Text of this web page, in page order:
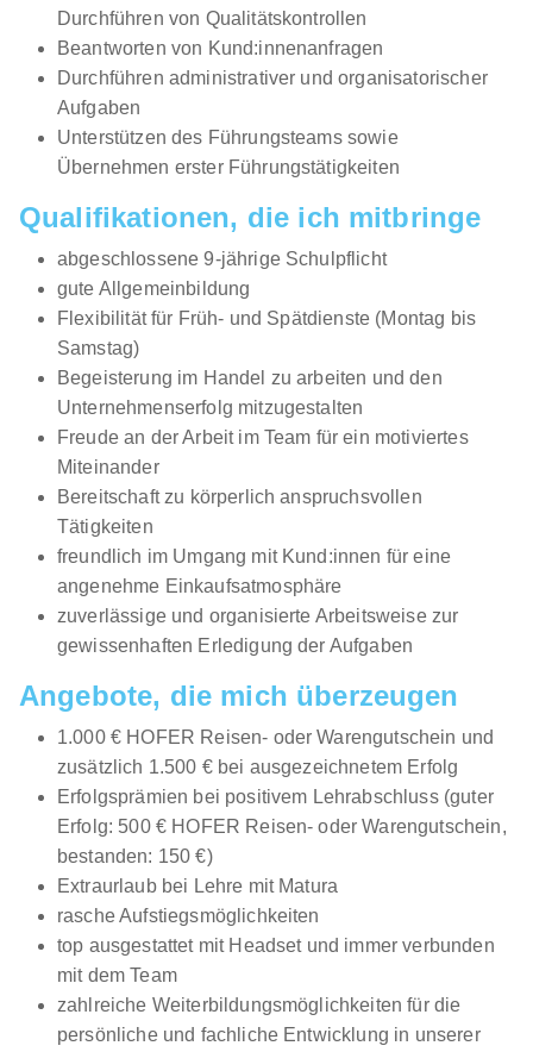
Durchführen von Qualitätskontrollen
Beantworten von Kund:innenanfragen
Durchführen administrativer und organisatorischer
Aufgaben
Unterstützen des Führungsteams sowie
Übernehmen erster Führungstätigkeiten
Qualifikationen, die ich mitbringe
abgeschlossene 9-jährige Schulpflicht
gute Allgemeinbildung
Flexibilität für Früh- und Spätdienste (Montag bis
Samstag)
Begeisterung im Handel zu arbeiten und den
Unternehmenserfolg mitzugestalten
Freude an der Arbeit im Team für ein motiviertes
Miteinander
Bereitschaft zu körperlich anspruchsvollen
Tätigkeiten
freundlich im Umgang mit Kund:innen für eine
angenehme Einkaufsatmosphäre
zuverlässige und organisierte Arbeitsweise zur
gewissenhaften Erledigung der Aufgaben
Angebote, die mich überzeugen
1.000 € HOFER Reisen- oder Warengutschein und
zusätzlich 1.500 € bei ausgezeichnetem Erfolg
Erfolgsprämien bei positivem Lehrabschluss (guter
Erfolg: 500 € HOFER Reisen- oder Warengutschein,
bestanden: 150 €)
Extraurlaub bei Lehre mit Matura
rasche Aufstiegsmöglichkeiten
top ausgestattet mit Headset und immer verbunden
mit dem Team
zahlreiche Weiterbildungsmöglichkeiten für die
persönliche und fachliche Entwicklung in unserer